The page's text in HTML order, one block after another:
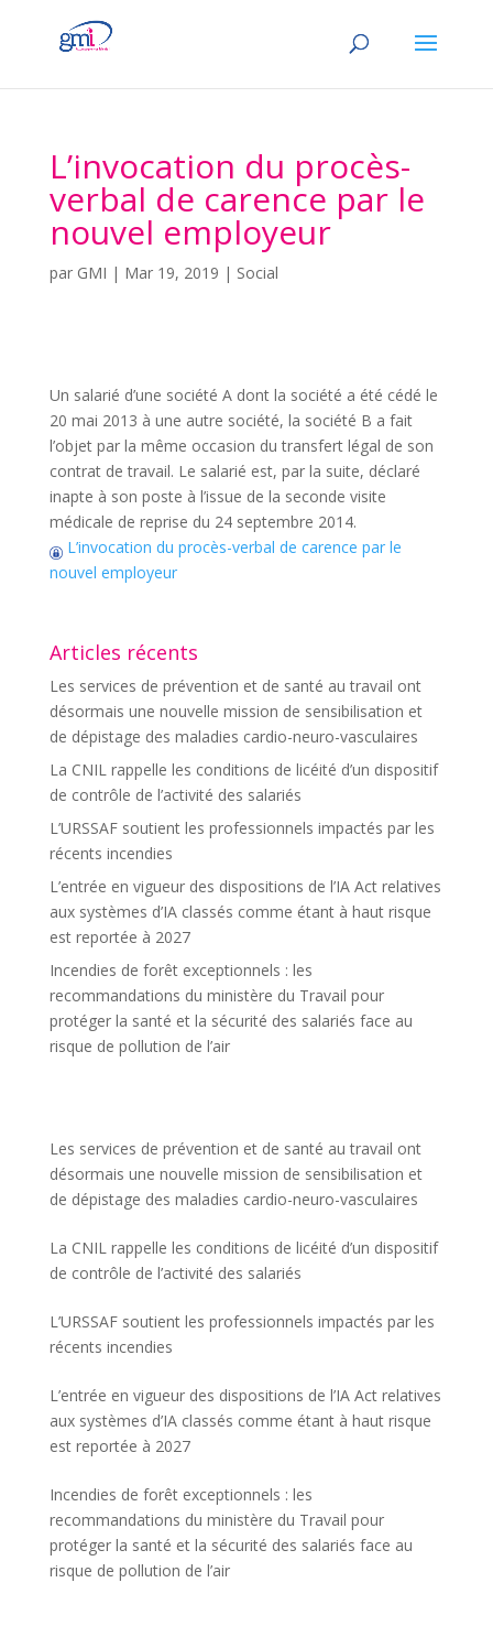
L’invocation du procès-
verbal de carence par le
nouvel employeur
par GMI | Mar 19, 2019 | Social
Un salarié d’une société A dont la société a été cédé le
20 mai 2013 à une autre société, la société B a fait
l’objet par la même occasion du transfert légal de son
contrat de travail. Le salarié est, par la suite, déclaré
inapte à son poste à l’issue de la seconde visite
médicale de reprise du 24 septembre 2014.
L’invocation du procès-verbal de carence par le
nouvel employeur
Articles récents
Les services de prévention et de santé au travail ont
désormais une nouvelle mission de sensibilisation et
de dépistage des maladies cardio-neuro-vasculaires
La CNIL rappelle les conditions de licéité d’un dispositif
de contrôle de l’activité des salariés
L’URSSAF soutient les professionnels impactés par les
récents incendies
L’entrée en vigueur des dispositions de l’IA Act relatives
aux systèmes d’IA classés comme étant à haut risque
est reportée à 2027
Incendies de forêt exceptionnels : les
recommandations du ministère du Travail pour
protéger la santé et la sécurité des salariés face au
risque de pollution de l’air
Les services de prévention et de santé au travail ont
désormais une nouvelle mission de sensibilisation et
de dépistage des maladies cardio-neuro-vasculaires
La CNIL rappelle les conditions de licéité d’un dispositif
de contrôle de l’activité des salariés
L’URSSAF soutient les professionnels impactés par les
récents incendies
L’entrée en vigueur des dispositions de l’IA Act relatives
aux systèmes d’IA classés comme étant à haut risque
est reportée à 2027
Incendies de forêt exceptionnels : les
recommandations du ministère du Travail pour
protéger la santé et la sécurité des salariés face au
risque de pollution de l’air